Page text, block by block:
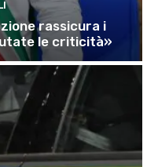
rassicura i
le criticità»